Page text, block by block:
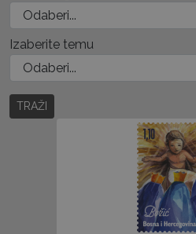
Izaberite temu
TRAŽI